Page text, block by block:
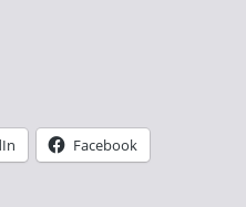
Facebook